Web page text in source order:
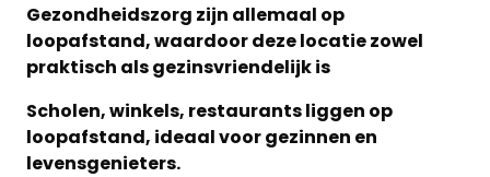
Gezondheidszorg zijn allemaal op
loopafstand, waardoor deze locatie zowel
praktisch als gezinsvriendelijk is
Scholen, winkels, restaurants liggen op
loopafstand, ideaal voor gezinnen en
levensgenieters.